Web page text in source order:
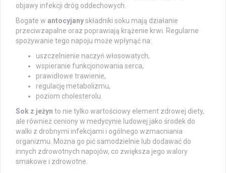
objawy infekcji dróg oddechowych.
Bogate w antocyjanyskładniki soku mają działanie
przeciwzapalne oraz poprawiają krążenie krwi. Regularne
spożywanie tego napoju może wpłynąć na:
uszczelnienie naczyń włosowatych,
wspieranie funkcjonowania serca,
prawidłowe trawienie,
regulację metabolizmu,
poziom cholesterolu.
Sok z jeżyn to nie tylko wartościowy element zdrowej diety,
ale również ceniony w medycynie ludowej jako środek do
walki z drobnymi infekcjami i ogólnego wzmacniania
organizmu. Można go pić samodzielnie lub dodawać do
innych zdrowotnych napojów, co zwiększa jego walory
smakowe i zdrowotne.